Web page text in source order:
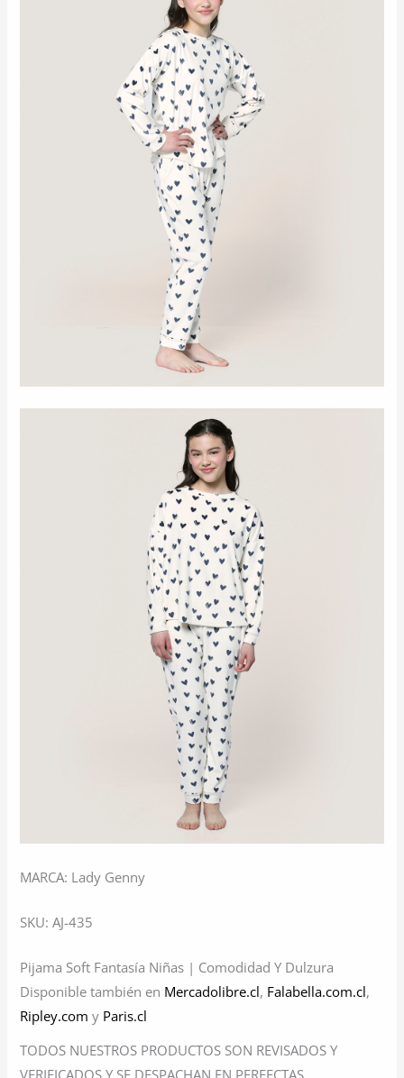
MARCA: Lady Genny
SKU: AJ-435
Pijama Soft Fantasía Niñas | Comodidad Y Dulzura
Disponible también en Mercadolibre.cl, Falabella.com.cl,
Ripley.com y Paris.cl
TODOS NUESTROS PRODUCTOS SON REVISADOS Y
VERIFICADOS Y SE DESPACHAN EN PERFECTAS